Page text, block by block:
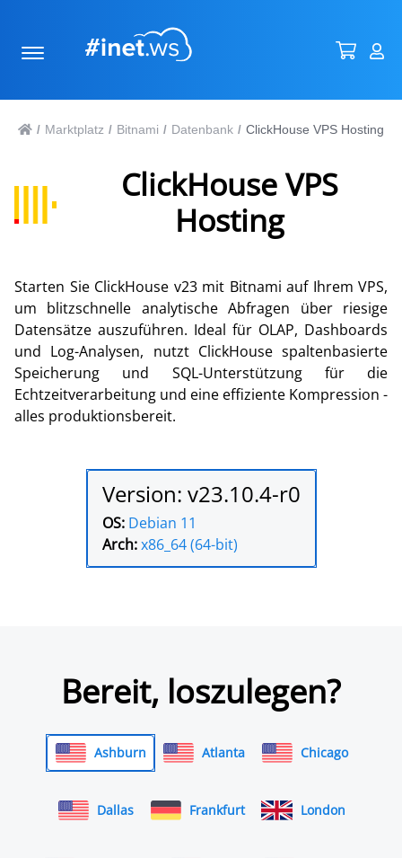
/ Marktplatz / Bitnami / Datenbank / ClickHouse VPS Hosting
ClickHouse VPS
Hosting
Starten Sie ClickHouse v23 mit Bitnami auf Ihrem VPS,
um blitzschnelle analytische Abfragen über riesige
Datensätze auszuführen. Ideal für OLAP, Dashboards
und Log-Analysen, nutzt ClickHouse spaltenbasierte
Speicherung und SQL-Unterstützung für die
Echtzeitverarbeitung und eine effiziente Kompression -
alles produktionsbereit.
Version: v23.10.4-r0
OS: Debian 11
Arch: x86_64 (64-bit)
Bereit, loszulegen?
Ashburn Atlanta Chicago
Dallas Frankfurt London